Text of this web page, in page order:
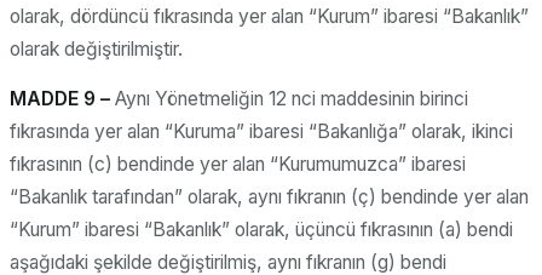
olarak, dördüncü fıkrasında yer alan “Kurum” ibaresi “Bakanlık”
olarak değiştirilmiştir.
MADDE 9 – Aynı Yönetmeliğin 12 nci maddesinin birinci
fıkrasında yer alan “Kuruma” ibaresi “Bakanlığa” olarak, ikinci
fıkrasının (c) bendinde yer alan “Kurumumuzca” ibaresi
“Bakanlık tarafından” olarak, aynı fıkranın (ç) bendinde yer alan
“Kurum” ibaresi “Bakanlık” olarak, üçüncü fıkrasının (a) bendi
aşağıdaki şekilde değiştirilmiş, aynı fıkranın (g) bendi